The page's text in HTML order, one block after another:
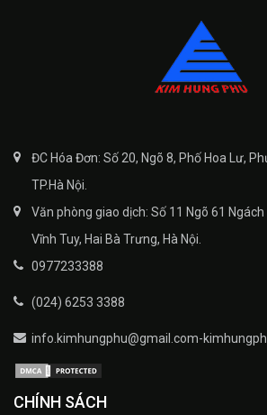
ĐC Hóa Đơn: Số 20, Ngõ 8, Phố Hoa Lư,
TP.Hà Nội.
Văn phòng giao dịch: Số 11 Ngõ 61 Ngách
Vĩnh Tuy, Hai Bà Trưng, Hà Nội.
0977233388
(024) 6253 3388
info.kimhungphu@gmail.com-
CHÍNH SÁCH